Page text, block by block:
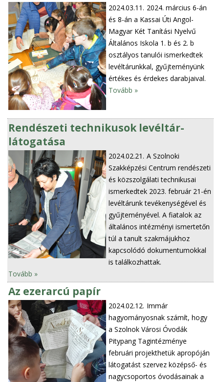
2024.03.11. 2024. március 6-án
és 8-án a Kassai Úti Angol-
Magyar Két Tanítási Nyelvű
Általános Iskola 1. b és 2. b
osztályos tanulói ismerkedtek
levéltárunkkal, gyűjteményünk
értékes és érdekes darabjaival.
Tovább »
Rendészeti technikusok levéltár-
látogatása
2024.02.21. A Szolnoki
Szakképzési Centrum rendészeti
és közszolgálati technikusai
ismerkedtek 2023. február 21-én
levéltárunk tevékenységével és
gyűjteményével. A fiatalok az
általános intézményi ismertetőn
túl a tanult szakmájukhoz
kapcsolódó dokumentumokkal
is találkozhattak.
Tovább »
Az ezerarcú papír
2024.02.12. Immár
hagyományosnak számít, hogy
a Szolnok Városi Óvodák
Pitypang Tagintézménye
februári projekthetük apropóján
látogatást szervez középső- és
nagycsoportos óvodásainak a